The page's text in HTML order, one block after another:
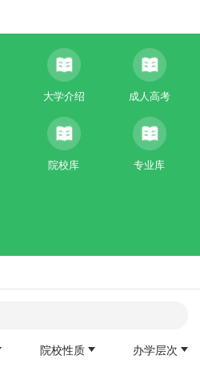
大学介绍 成人高考
院校库 专业库
院校性质 办学层次